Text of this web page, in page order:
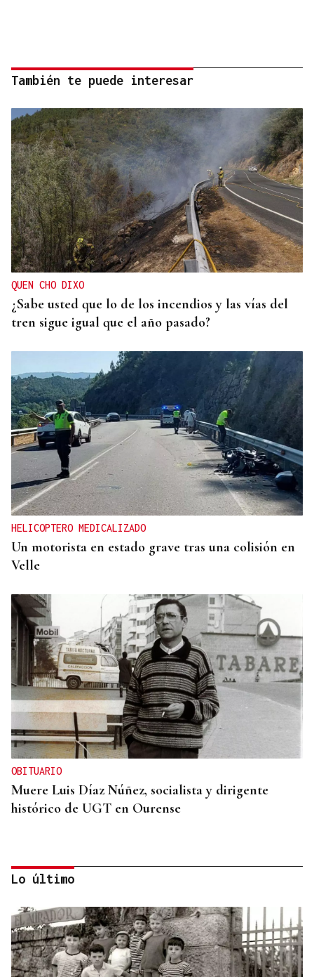
También te puede interesar
QUEN CHO DIXO
¿Sabe usted que lo de los incendios y las vías del
tren sigue igual que el año pasado?
HELICOPTERO MEDICALIZADO
Un motorista en estado grave tras una colisión en
Velle
OBITUARIO
Muere Luis Díaz Núñez, socialista y dirigente
histórico de UGT en Ourense
Lo último